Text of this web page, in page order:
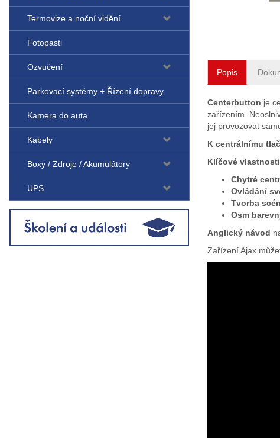
Termovize a noční vidění
Fotopasti
Ozvučení
Parkovací systémy + Řízení dopravy
Kamera do auta
Kabely
Boxy / Zdroje / Akumulátory
UPS
Popis
Centerbutton je
zařízením.
jej provozovat
K centrálnímu
Klíčové vlastnosti
Chytré
Ovládání
Tvorba
Osm
Anglický návod
Zařízení Ajax